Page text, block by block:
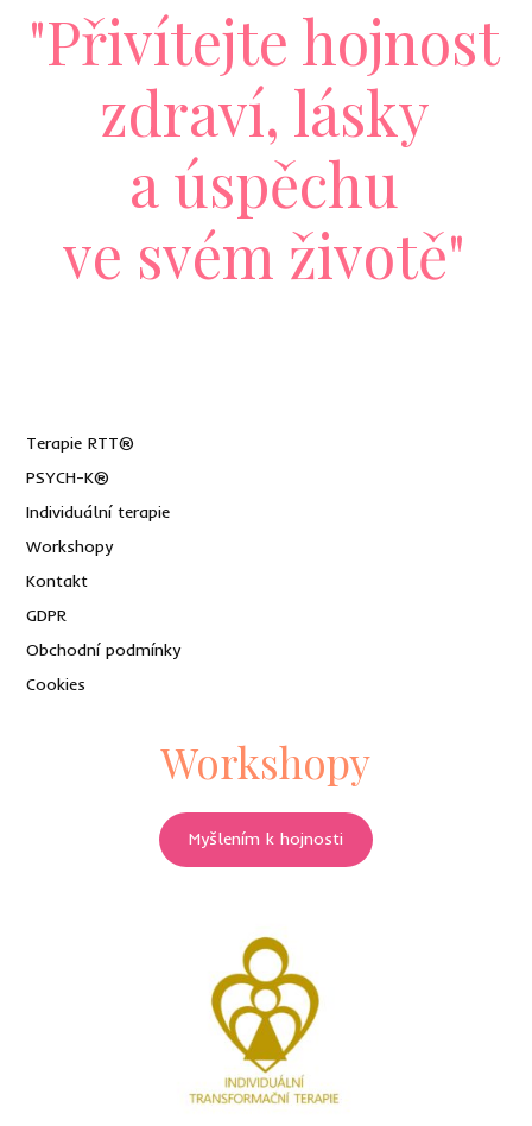
"Přivítejte hojnost
zdraví, lásky
a úspěchu
ve svém životě"
Terapie RTT®
PSYCH-K®
Individuální terapie
Workshopy
Kontakt
GDPR
Obchodní podmínky
Cookies
Workshopy
Myšlením k hojnosti